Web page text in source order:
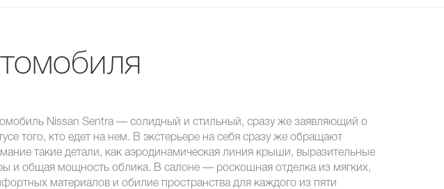
Nissan Sentra — солидный и стильный, сразу же заявляющий о
того, кто едет на нем. В экстерьере на себя сразу же обращают
такие детали, как аэродинамическая линия крыши, выразительные
и общая мощность облика. В салоне — роскошная отделка из мягких,
материалов и обилие пространства для каждого из пяти